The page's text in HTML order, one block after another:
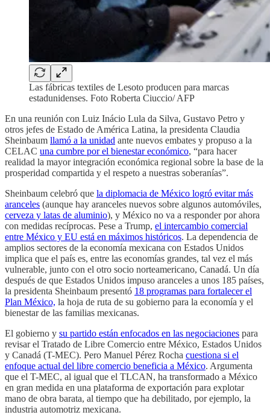
Las fábricas textiles de Lesoto producen para marcas
estadunidenses. Foto Roberta Ciuccio/ AFP
En una reunión con Luiz Inácio Lula da Silva, Gustavo Petro y
otros jefes de Estado de América Latina, la presidenta Claudia
Sheinbaum llamó a la unidad ante nuevos embates y propuso a la
CELAC una cumbre por el bienestar económico, “para hacer
realidad la mayor integración económica regional sobre la base de la
prosperidad compartida y el respeto a nuestras soberanías”.
Sheinbaum celebró que la diplomacia de México logró evitar más
aranceles (aunque hay aranceles nuevos sobre algunos automóviles,
cerveza y latas de aluminio), y México no va a responder por ahora
con medidas recíprocas. Pese a Trump, el intercambio comercial
entre México y EU está en máximos históricos. La dependencia de
amplios sectores de la economía mexicana con Estados Unidos
implica que el país es, entre las economías grandes, tal vez el más
vulnerable, junto con el otro socio norteamericano, Canadá. Un día
después de que Estados Unidos impuso aranceles a unos 185 países,
la presidenta Sheinbaum presentó 18 programas para fortalecer el
Plan México, la hoja de ruta de su gobierno para la economía y el
bienestar de las familias mexicanas.
El gobierno y su partido están enfocados en las negociaciones para
revisar el Tratado de Libre Comercio entre México, Estados Unidos
y Canadá (T-MEC). Pero Manuel Pérez Rocha cuestiona si el
enfoque actual del libre comercio beneficia a México. Argumenta
que el T-MEC, al igual que el TLCAN, ha transformado a México
en gran medida en una plataforma de exportación para explotar
mano de obra barata, al tiempo que ha debilitado, por ejemplo, la
industria automotriz mexicana.